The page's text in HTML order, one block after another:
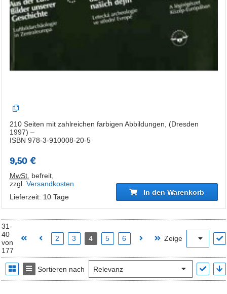
210 Seiten mit zahlreichen farbigen Abbildungen, (Dresden
1997) –
ISBN 978-3-910008-20-5
9,50 €
MwSt. befreit,
zzgl. Versandkosten
Lieferzeit: 10 Tage
In den Warenkorb
31-
40
von
177
2 3 4 5 6 Zeige
Sortieren nach